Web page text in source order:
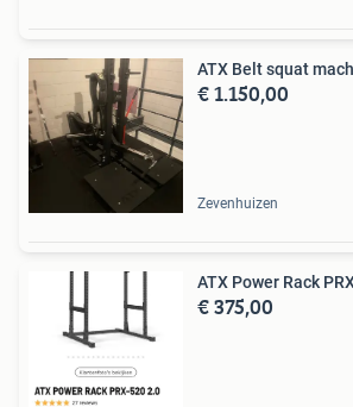
ATX Belt squat
€ 1.150,00
Zevenhuizen
ATX Power Rack
€ 375,00